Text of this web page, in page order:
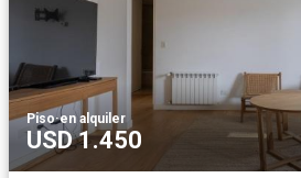
Piso·en alquiler
USD 1.450